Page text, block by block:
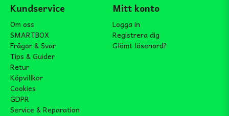
Kundservice
Om oss
SMARTBOX
Frågor & Svar
Tips & Guider
Retur
Köpvillkor
Cookies
GDPR
Service & Reparation
Mitt konto
Logga in
Registrera dig
Glömt lösenord?